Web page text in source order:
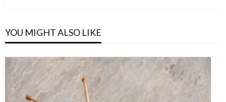
YOU MIGHT ALSO LIKE